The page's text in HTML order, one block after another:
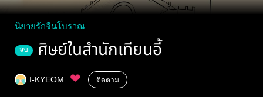
นิยายรักจีนโบราณ
จบ ศิษย์ในสำนักเทียนอี้
I-KYEOM ติดตาม